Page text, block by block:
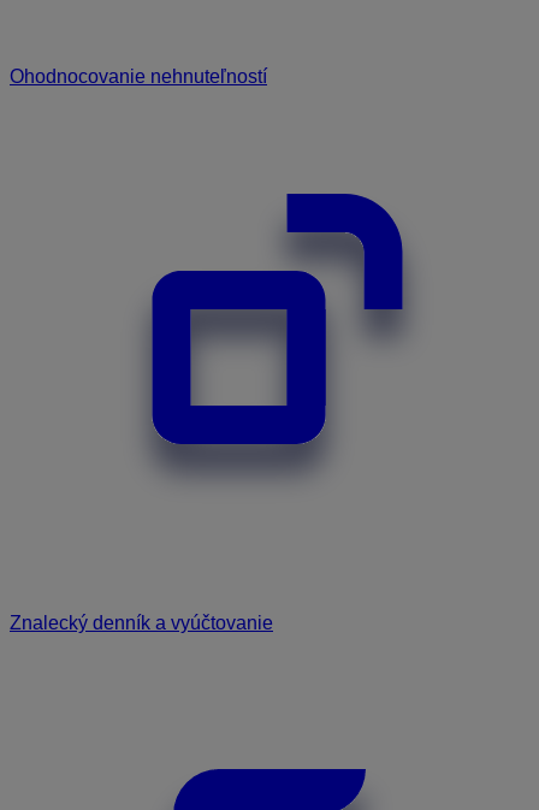
Ohodnocovanie nehnuteľností
Znalecký denník a vyúčtovanie